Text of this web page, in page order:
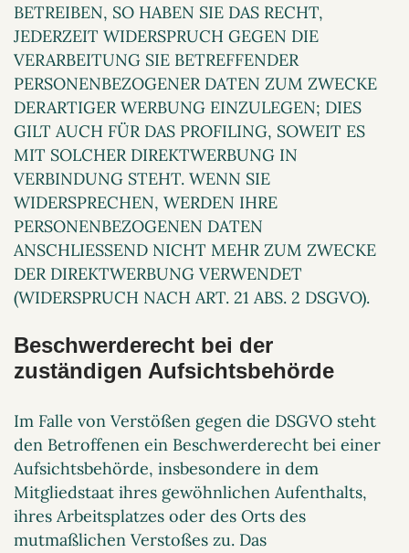
BETREIBEN, SO HABEN SIE DAS RECHT,
JEDERZEIT WIDERSPRUCH GEGEN DIE
VERARBEITUNG SIE BETREFFENDER
PERSONENBEZOGENER DATEN ZUM ZWECKE
DERARTIGER WERBUNG EINZULEGEN; DIES
GILT AUCH FÜR DAS PROFILING, SOWEIT ES
MIT SOLCHER DIREKTWERBUNG IN
VERBINDUNG STEHT. WENN SIE
WIDERSPRECHEN, WERDEN IHRE
PERSONENBEZOGENEN DATEN
ANSCHLIESSEND NICHT MEHR ZUM ZWECKE
DER DIREKTWERBUNG VERWENDET
(WIDERSPRUCH NACH ART. 21 ABS. 2 DSGVO).
Beschwerde­recht bei der
zuständigen Aufsichts­behörde
Im Falle von Verstößen gegen die DSGVO steht
den Betroffenen ein Beschwerderecht bei einer
Aufsichtsbehörde, insbesondere in dem
Mitgliedstaat ihres gewöhnlichen Aufenthalts,
ihres Arbeitsplatzes oder des Orts des
mutmaßlichen Verstoßes zu. Das